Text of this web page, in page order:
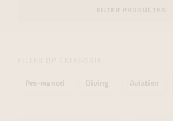
Pre-owned Diving Aviation